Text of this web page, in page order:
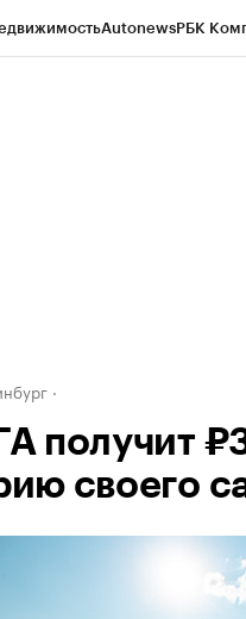
AutonewsРБК
получит
своего